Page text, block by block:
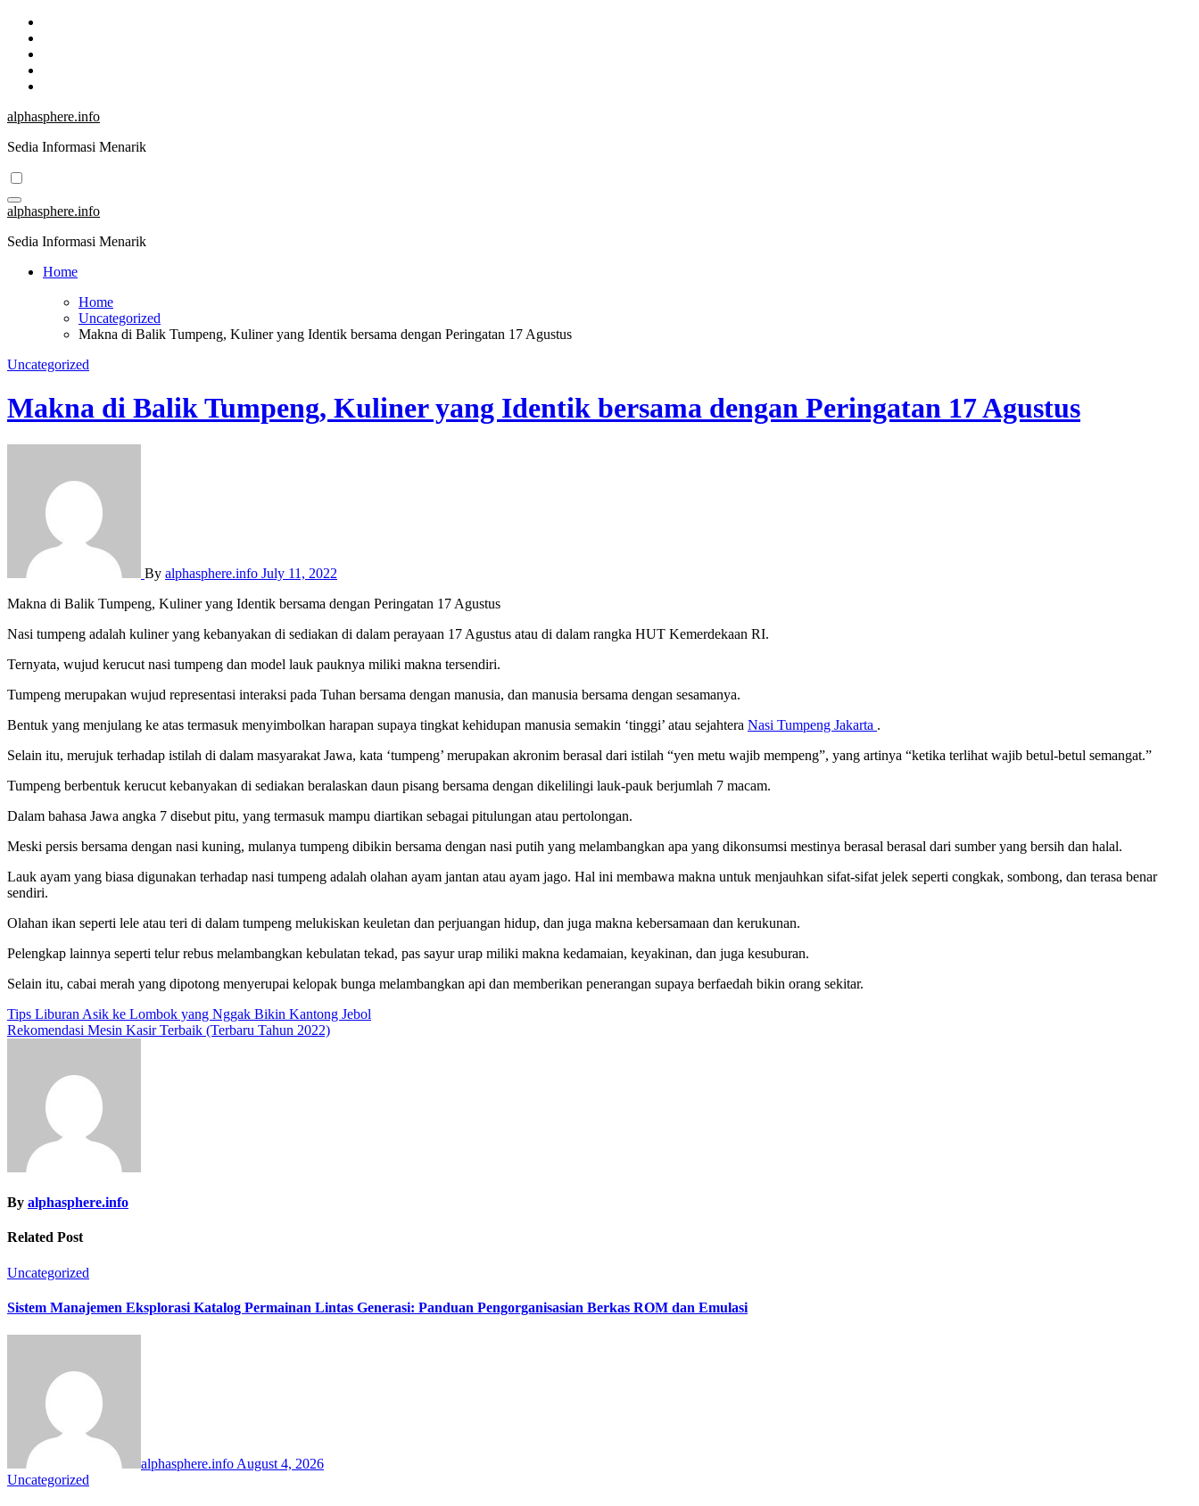
Skip
content
alphasphere.info
Sedia Informasi Menarik
alphasphere.info
Sedia Informasi Menarik
Home
Home
Uncategorized
Makna di Balik Tumpeng, Kuliner yang Identik bersama dengan Peringatan 17 Agustus
Uncategorized
Makna di Balik Tumpeng, Kuliner yang Identik bersama dengan Peringatan 17 Agustus
By alphasphere.info July 11, 2022
Makna di Balik Tumpeng, Kuliner yang Identik bersama dengan Peringatan 17 Agustus
Nasi tumpeng adalah kuliner yang kebanyakan di sediakan di dalam perayaan 17 Agustus atau di dalam rangka HUT Kemerdekaan RI.
Ternyata, wujud kerucut nasi tumpeng dan model lauk pauknya miliki makna tersendiri.
Tumpeng merupakan wujud representasi interaksi pada Tuhan bersama dengan manusia, dan manusia bersama dengan sesamanya.
Bentuk yang menjulang ke atas termasuk menyimbolkan harapan supaya tingkat kehidupan manusia semakin ‘tinggi’ atau sejahtera Nasi Tumpeng Jakarta .
Selain itu, merujuk terhadap istilah di dalam masyarakat Jawa, kata ‘tumpeng’ merupakan akronim berasal dari istilah “yen metu wajib mempeng”, yang artinya “ketika terlihat wajib betul-betul semangat.”
Tumpeng berbentuk kerucut kebanyakan di sediakan beralaskan daun pisang bersama dengan dikelilingi lauk-pauk berjumlah 7 macam.
Dalam bahasa Jawa angka 7 disebut pitu, yang termasuk mampu diartikan sebagai pitulungan atau pertolongan.
Meski persis bersama dengan nasi kuning, mulanya tumpeng dibikin bersama dengan nasi putih yang melambangkan apa yang dikonsumsi mestinya berasal berasal dari sumber yang bersih dan halal.
Lauk ayam yang biasa digunakan terhadap nasi tumpeng adalah olahan ayam jantan atau ayam jago. Hal ini membawa makna untuk menjauhkan sifat-sifat jelek seperti congkak, sombong, dan terasa benar
sendiri.
Olahan ikan seperti lele atau teri di dalam tumpeng melukiskan keuletan dan perjuangan hidup, dan juga makna kebersamaan dan kerukunan.
Pelengkap lainnya seperti telur rebus melambangkan kebulatan tekad, pas sayur urap miliki makna kedamaian, keyakinan, dan juga kesuburan.
Selain itu, cabai merah yang dipotong menyerupai kelopak bunga melambangkan api dan memberikan penerangan supaya berfaedah bikin orang sekitar.
Post
navigation
Tips Liburan Asik ke Lombok yang Nggak Bikin Kantong Jebol
Rekomendasi Mesin Kasir Terbaik (Terbaru Tahun 2022)
By alphasphere.info
Related Post
Uncategorized
Sistem Manajemen Eksplorasi Katalog Permainan Lintas Generasi: Panduan Pengorganisasian Berkas ROM dan Emulasi
alphasphere.info August 4, 2026
Uncategorized